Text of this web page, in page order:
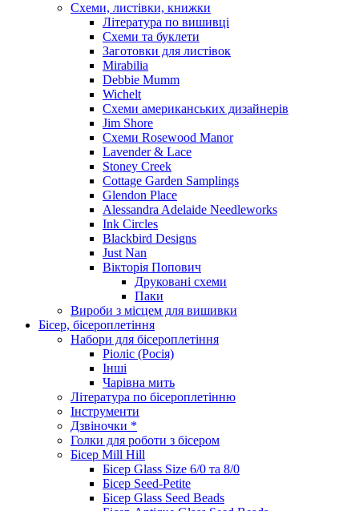
Схеми, листівки, книжки
Література по вишивці
Схеми та буклети
Заготовки для листівок
Mirabilia
Debbie Mumm
Wichelt
Схеми американських дизайнерів
Jim Shore
Cхеми Rosewood Manor
Lavender & Lace
Stoney Creek
Cottage Garden Samplings
Glendon Place
Alessandra Adelaide Needleworks
Ink Circles
Blackbird Designs
Just Nan
Вікторія Попович
Друковані схеми
Паки
Вироби з місцем для вишивки
Бісер, бісероплетіння
Набори для бісероплетіння
Ріоліс (Росія)
Інші
Чарівна мить
Література по бісероплетінню
Інструменти
Дзвіночки *
Голки для роботи з бісером
Бісер Mill Hill
Бісер Glass Size 6/0 та 8/0
Бісер Seed-Petite
Бісер Glass Seed Beads